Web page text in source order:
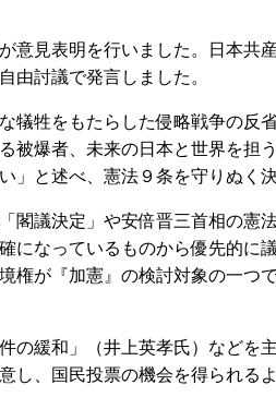
意見表明を行いました。日本共
由討議で発言しました。
牲をもたらした侵略戦争の反
被爆者、未来の日本と世界を担
」と述べ、憲法９条を守りぬく
閣議決定」や安倍晋三首相の憲
になっているものから優先的に
権が『加憲』の検討対象の一つ
の緩和」（井上英孝氏）などを
し、国民投票の機会を得られる